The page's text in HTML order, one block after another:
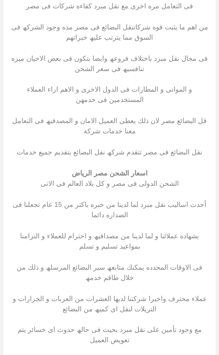
فى التعامل مره اخرى مع نقل مبرد كفاءه شركات فى مصر
من اھم ما یثبت قوه شركاتنقل البضائع فى مصر مده وجود الشركھ فى
السوق مما یترتب علیھ خبراتھم
فى مجال نقل مبرد باختلاف فروعھ وایضا بتكون فى بعض الاحیان میزه
تنافسیھ فى سعر الشحن
و الموانى و المطارات فى الدول الاخرى و الاھم اراء العملاء
المستخدمین فى خدمھن
قل البضائع مصر لان ذلك یعطى العمیل الامان و المصدقیھ فى التعامل
معنا خدمات شركة
نقل البضائع فى مصر تتقدم شركھ نقل البضائع بتقدیم جمیع خدمات
اسعار الشحن مصر الرياض
الشحن الدولى فى مصر و كل بلاد العالم فى الاتى
أحدث اسالیب نقل مبرد لما لدینا من خبره باكثر من 15 عام تجعلنا فى
الصداره دائما
بشھاده عملائنا و لما لدینا من مصداقیھ و احترام للعملاء و التزامنا
بمواعید تسلیم و تسلم
فى الاوقات المحدده یمكنك متابعھ سیر البضائع المرسلھ و ذلك من
خلال طاقم خدمھ
عملاء محترف واخیرا شركتنا لدیھا العشرات من العربات و الجرارات و
التریلات لنقل اى كمیھ من البضائع
مع وجود تأمین على نقل مبرد بحیث فى حالھ حدوث اى خسائر یتم
تعویض العمیل